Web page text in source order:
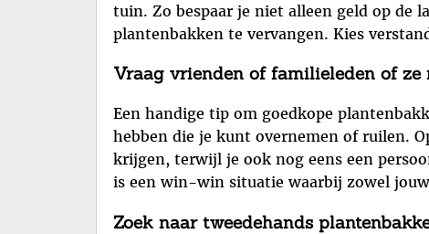
tuin. Zo bespaar je niet alleen geld op de
plantenbakken te vervangen. Kies
Vraag vrienden of familieleden of
Een handige tip om goedkope
hebben die je kunt overnemen of ruilen.
krijgen, terwijl je ook nog eens een
is een win-win situatie waarbij zowel
Zoek naar tweedehands